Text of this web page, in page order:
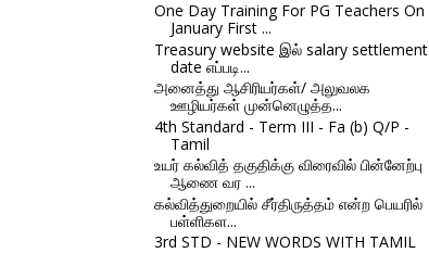
One Day Training For PG Teachers On
January First ...
Treasury website இல் salary settlement
date எப்படி...
அனைத்து ஆசிரியர்கள்/ அலுவலக
ஊழியர்கள் முன்னெழுத்த...
4th Standard - Term III - Fa (b) Q/P -
Tamil
உயர் கல்வித் தகுதிக்கு விரைவில் பின்னேற்பு
ஆணை வர ...
கல்வித்துறையில் சீர்திருத்தம் என்ற பெயரில்
பள்ளிகள...
3rd STD - NEW WORDS WITH TAMIL